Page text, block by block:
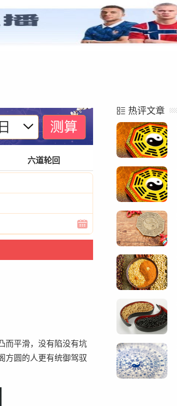
四化诀窍 格局玄奥 命例解析
六道轮回
而平滑，没有陷没有坑
方圆的人更有统御驾驭
热评文章